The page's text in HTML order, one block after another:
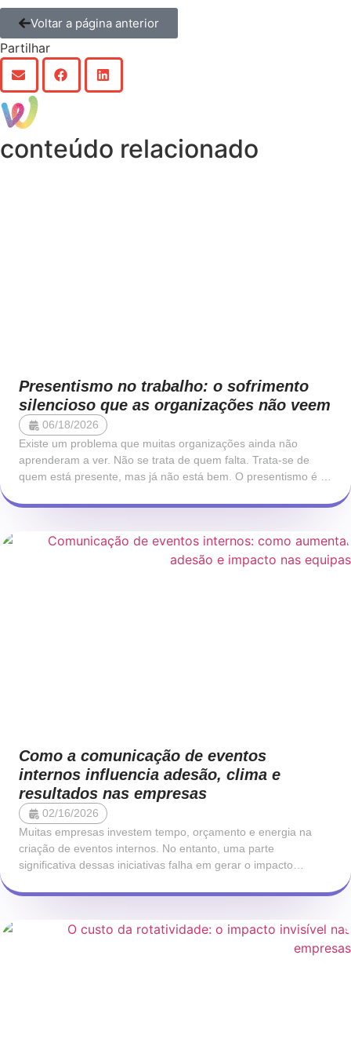
Voltar a página anterior
Partilhar
conteúdo relacionado
Presentismo no trabalho: o sofrimento
silencioso que as organizações não veem
06/18/2026
Existe um problema que muitas organizações ainda não
aprenderam a ver. Não se trata de quem falta. Trata-se de
quem está presente, mas já não está bem. O presentismo é o
no trabalho, mas opera com a sua capacidade cognitiva,
Como a comunicação de eventos
internos influencia adesão, clima e
resultados nas empresas
02/16/2026
Muitas empresas investem tempo, orçamento e energia na
criação de eventos internos. No entanto, uma parte
significativa dessas iniciativas falha em gerar o impacto
efeito no clima organizacional é limitado. Na maioria dos